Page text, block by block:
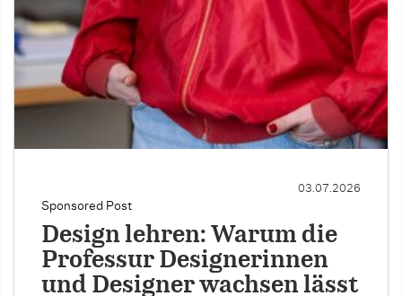
Sponsored Post
03.07.2026
Design lehren: Warum die
Professur Designerinnen
und Designer wachsen lässt